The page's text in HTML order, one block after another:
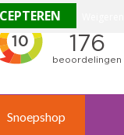
Snoepshop